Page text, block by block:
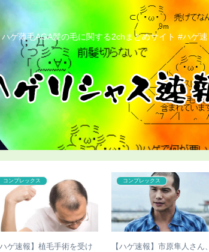
ハゲ薄毛AGA髪の毛に関する2chまとめサイト #ハゲ速
カツラ
ハゲ速報】人気声優の杉田
コンプレックス
【ハゲ速報】イケおぢさん、